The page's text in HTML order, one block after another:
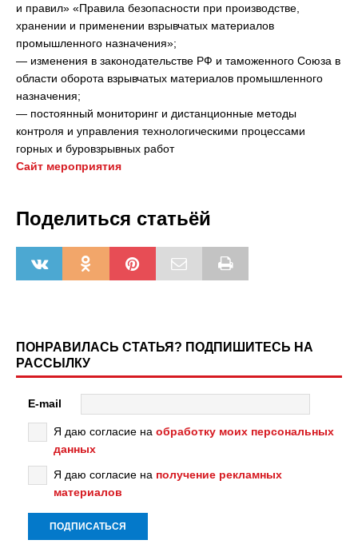
и правил» «Правила безопасности при производстве,
хранении и применении взрывчатых материалов
промышленного назначения»;
— изменения в законодательстве РФ и таможенного Союза в
области оборота взрывчатых материалов промышленного
назначения;
— постоянный мониторинг и дистанционные методы
контроля и управления технологическими процессами
горных и буровзрывных работ
Сайт мероприятия
Поделиться статьёй
ПОНРАВИЛАСЬ СТАТЬЯ? ПОДПИШИТЕСЬ НА
РАССЫЛКУ
E-mail
Я даю согласие на обработку моих персональных
данных
Я даю согласие на получение рекламных
материалов